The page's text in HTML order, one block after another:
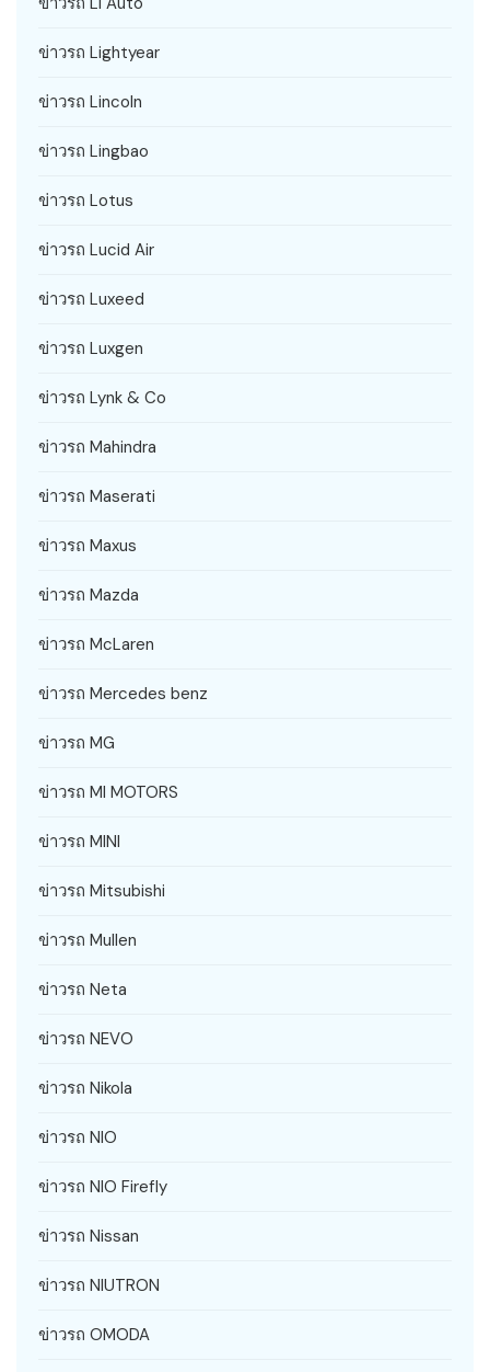
ข่าวรถ Lightyear
ข่าวรถ Lincoln
ข่าวรถ Lingbao
ข่าวรถ Lotus
ข่าวรถ Lucid Air
ข่าวรถ Luxeed
ข่าวรถ Luxgen
ข่าวรถ Lynk & Co
ข่าวรถ Mahindra
ข่าวรถ Maserati
ข่าวรถ Maxus
ข่าวรถ Mazda
ข่าวรถ McLaren
ข่าวรถ Mercedes benz
ข่าวรถ MG
ข่าวรถ MI MOTORS
ข่าวรถ MINI
ข่าวรถ Mitsubishi
ข่าวรถ Mullen
ข่าวรถ Neta
ข่าวรถ NEVO
ข่าวรถ Nikola
ข่าวรถ NIO
ข่าวรถ NIO Firefly
ข่าวรถ Nissan
ข่าวรถ NIUTRON
ข่าวรถ OMODA